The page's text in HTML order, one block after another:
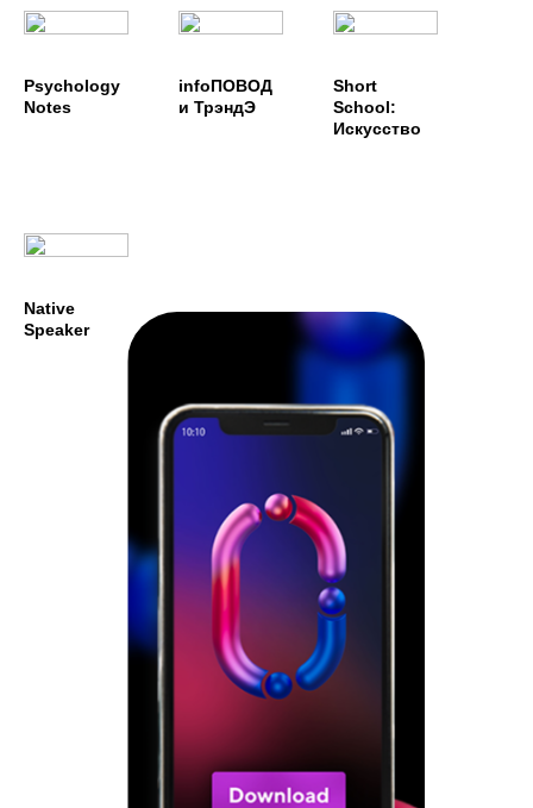
Psychology
Notes
infoПОВОД
и ТрэндЭ
Short
School:
Искусство
Native
Speaker